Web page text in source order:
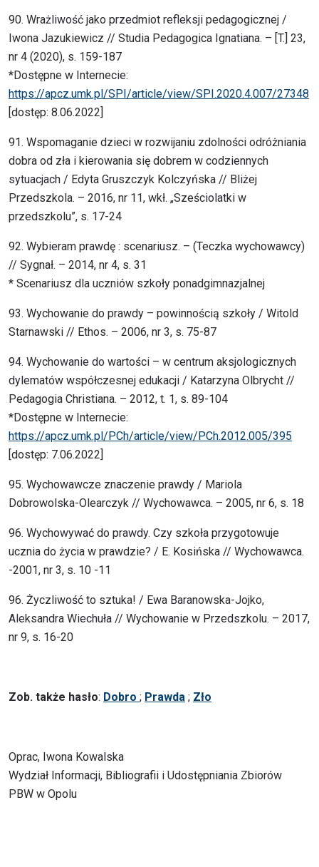
90. Wrażliwość jako przedmiot refleksji pedagogicznej /
Iwona Jazukiewicz // Studia Pedagogica Ignatiana. – [T.] 23,
nr 4 (2020), s. 159-187
*Dostępne w Internecie:
https://apcz.umk.pl/SPI/article/view/SPI.2020.4.007/27348
[dostęp: 8.06.2022]
91. Wspomaganie dzieci w rozwijaniu zdolności odróżniania
dobra od zła i kierowania się dobrem w codziennych
sytuacjach / Edyta Gruszczyk Kolczyńska // Bliżej
Przedszkola. – 2016, nr 11, wkł. „Sześciolatki w
przedszkolu”, s. 17-24
92. Wybieram prawdę : scenariusz. – (Teczka wychowawcy)
// Sygnał. – 2014, nr 4, s. 31
* Scenariusz dla uczniów szkoły ponadgimnazjalnej
93. Wychowanie do prawdy – powinnością szkoły / Witold
Starnawski // Ethos. – 2006, nr 3, s. 75-87
94. Wychowanie do wartości – w centrum aksjologicznych
dylematów współczesnej edukacji / Katarzyna Olbrycht //
Pedagogia Christiana. – 2012, t. 1, s. 89-104
*Dostępne w Internecie:
https://apcz.umk.pl/PCh/article/view/PCh.2012.005/395
[dostęp: 7.06.2022]
95. Wychowawcze znaczenie prawdy / Mariola
Dobrowolska-Olearczyk // Wychowawca. – 2005, nr 6, s. 18
96. Wychowywać do prawdy. Czy szkoła przygotowuje
ucznia do życia w prawdzie? / E. Kosińska // Wychowawca.
-2001, nr 3, s. 10 -11
96. Życzliwość to sztuka! / Ewa Baranowska-Jojko,
Aleksandra Wiechuła // Wychowanie w Przedszkolu. – 2017,
nr 9, s. 16-20
Zob. także hasło: Dobro ; Prawda ; Zło
Oprac, Iwona Kowalska
Wydział Informacji, Bibliografii i Udostępniania Zbiorów
PBW w Opolu